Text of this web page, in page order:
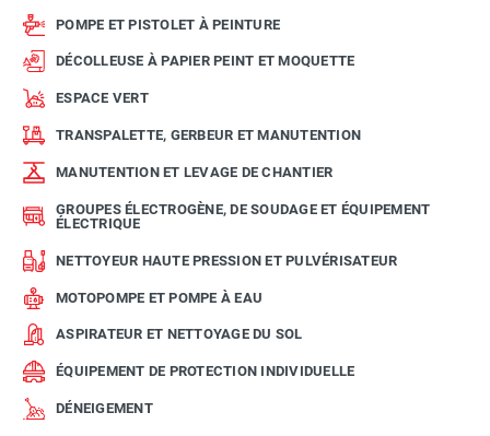
POMPE ET PISTOLET À PEINTURE
DÉCOLLEUSE À PAPIER PEINT ET MOQUETTE
ESPACE VERT
TRANSPALETTE, GERBEUR ET MANUTENTION
MANUTENTION ET LEVAGE DE CHANTIER
GROUPES ÉLECTROGÈNE, DE SOUDAGE ET ÉQUIPEMENT
ÉLECTRIQUE
NETTOYEUR HAUTE PRESSION ET PULVÉRISATEUR
MOTOPOMPE ET POMPE À EAU
ASPIRATEUR ET NETTOYAGE DU SOL
ÉQUIPEMENT DE PROTECTION INDIVIDUELLE
DÉNEIGEMENT